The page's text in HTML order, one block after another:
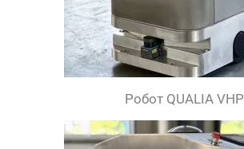
Робот QUALIA VHP